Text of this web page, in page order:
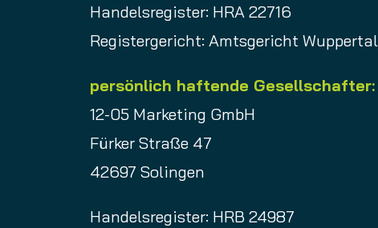
Handelsregister: HRA 22716
Registergericht: Amtsgericht Wuppertal
persönlich haftende Gesellschafter:
12-05 Marketing GmbH
Fürker Straße 47
42697 Solingen
Handelsregister: HRB 24987